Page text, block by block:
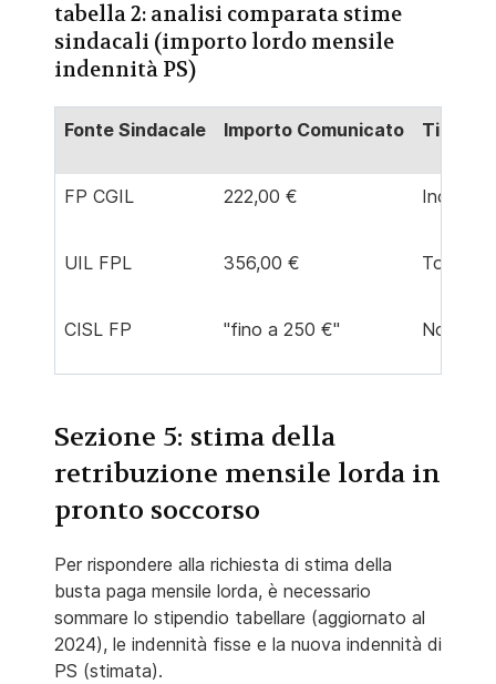
tabella 2: analisi comparata stime
sindacali (importo lordo mensile
indennità PS)
Fonte Sindacale Importo Comunicato Tipo di
FP CGIL 222,00 €
UIL FPL 356,00 € Totale
CISL FP "fino a 250 €" Non
Sezione 5: stima della
retribuzione mensile lorda in
pronto soccorso
Per rispondere alla richiesta di stima della
busta paga mensile lorda, è necessario
sommare lo stipendio tabellare (aggiornato al
2024), le indennità fisse e la nuova indennità di
PS (stimata).